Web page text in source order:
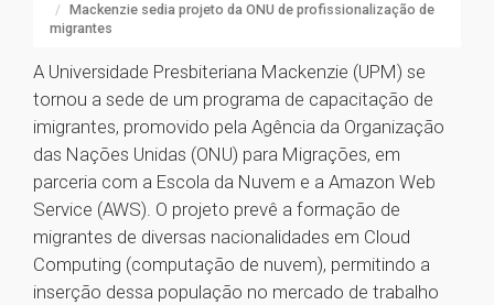
Mackenzie sedia projeto da ONU de profissionalização de
migrantes
A Universidade Presbiteriana Mackenzie (UPM) se
tornou a sede de um programa de capacitação de
imigrantes, promovido pela Agência da Organização
das Nações Unidas (ONU) para Migrações, em
parceria com a Escola da Nuvem e a Amazon Web
Service (AWS). O projeto prevê a formação de
migrantes de diversas nacionalidades em Cloud
Computing (computação de nuvem), permitindo a
inserção dessa população no mercado de trabalho